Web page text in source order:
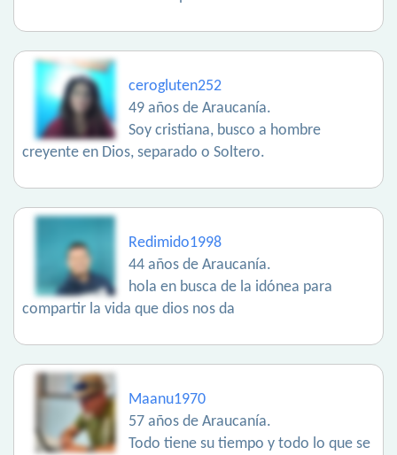
cerogluten252
49 años de Araucanía.
Soy cristiana, busco a hombre
creyente en Dios, separado o Soltero.
Redimido1998
44 años de Araucanía.
hola en busca de la idónea para
compartir la vida que dios nos da
Maanu1970
57 años de Araucanía.
Todo tiene su tiempo y todo lo que se